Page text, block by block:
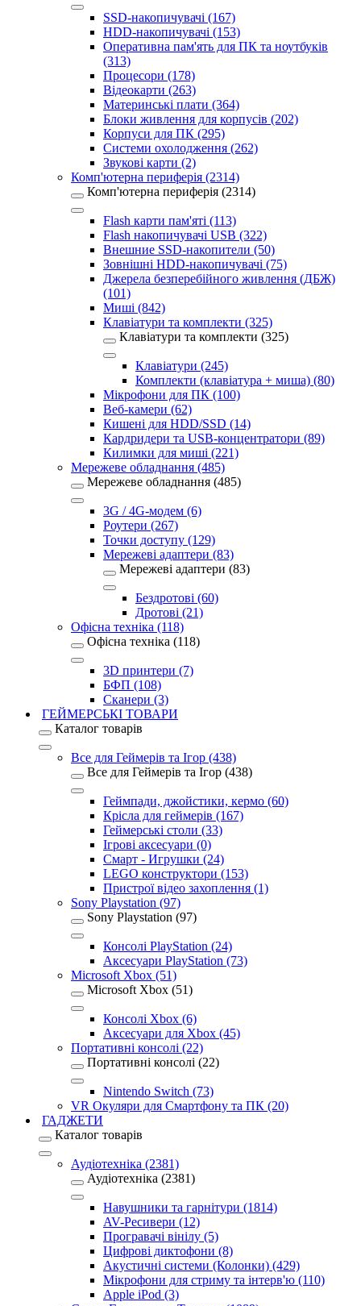
SSD-накопичувачі (167)
HDD-накопичувачі (153)
Оперативна пам'ять для ПК та ноутбуків
(313)
Процесори (178)
Відеокарти (263)
Материнські плати (364)
Блоки живлення для корпусів (202)
Корпуси для ПК (295)
Системи охолодження (262)
Звукові карти (2)
Комп'ютерна периферія (2314)
Комп'ютерна периферія (2314)
Flash карти пам'яті (113)
Flash накопичувачі USB (322)
Внешние SSD-накопители (50)
Зовнішні HDD-накопичувачі (75)
Джерела безперебійного живлення (ДБЖ)
(101)
Миші (842)
Клавіатури та комплекти (325)
Клавіатури та комплекти (325)
Клавіатури (245)
Комплекти (клавіатура + миша) (80)
Мікрофони для ПК (100)
Веб-камери (62)
Кишені для HDD/SSD (14)
Кардридери та USB-концентратори (89)
Килимки для миші (221)
Мережеве обладнання (485)
Мережеве обладнання (485)
3G / 4G-модем (6)
Роутери (267)
Точки доступу (129)
Мережеві адаптери (83)
Мережеві адаптери (83)
Бездротові (60)
Дротові (21)
Офісна техніка (118)
Офісна техніка (118)
3D принтери (7)
БФП (108)
Сканери (3)
ГЕЙМЕРСЬКІ ТОВАРИ
Каталог товарів
Все для Геймерів та Ігор (438)
Все для Геймерів та Ігор (438)
Геймпади, джойстики, кермо (60)
Крісла для геймерів (167)
Геймерські столи (33)
Ігрові аксесуари (0)
Смарт - Игрушки (24)
LEGO конструктори (153)
Пристрої відео захоплення (1)
Sony Playstation (97)
Sony Playstation (97)
Консолі PlayStation (24)
Аксесуари PlayStation (73)
Microsoft Xbox (51)
Microsoft Xbox (51)
Консолі Xbox (6)
Аксесуари для Xbox (45)
Портативні консолі (22)
Портативні консолі (22)
Nintendo Switch (73)
VR Окуляри для Смартфону та ПК (20)
ГАДЖЕТИ
Каталог товарів
Аудіотехніка (2381)
Аудіотехніка (2381)
Навушники та гарнітури (1814)
AV-Ресивери (12)
Програвачі вінілу (5)
Цифрові диктофони (8)
Акустичні системи (Колонки) (429)
Мікрофони для стриму та інтерв'ю (110)
Apple iPod (3)